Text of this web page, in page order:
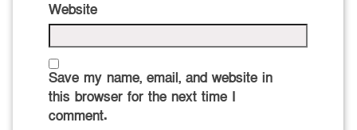
Website
Save my name, email, and website in
this browser for the next time I
comment.